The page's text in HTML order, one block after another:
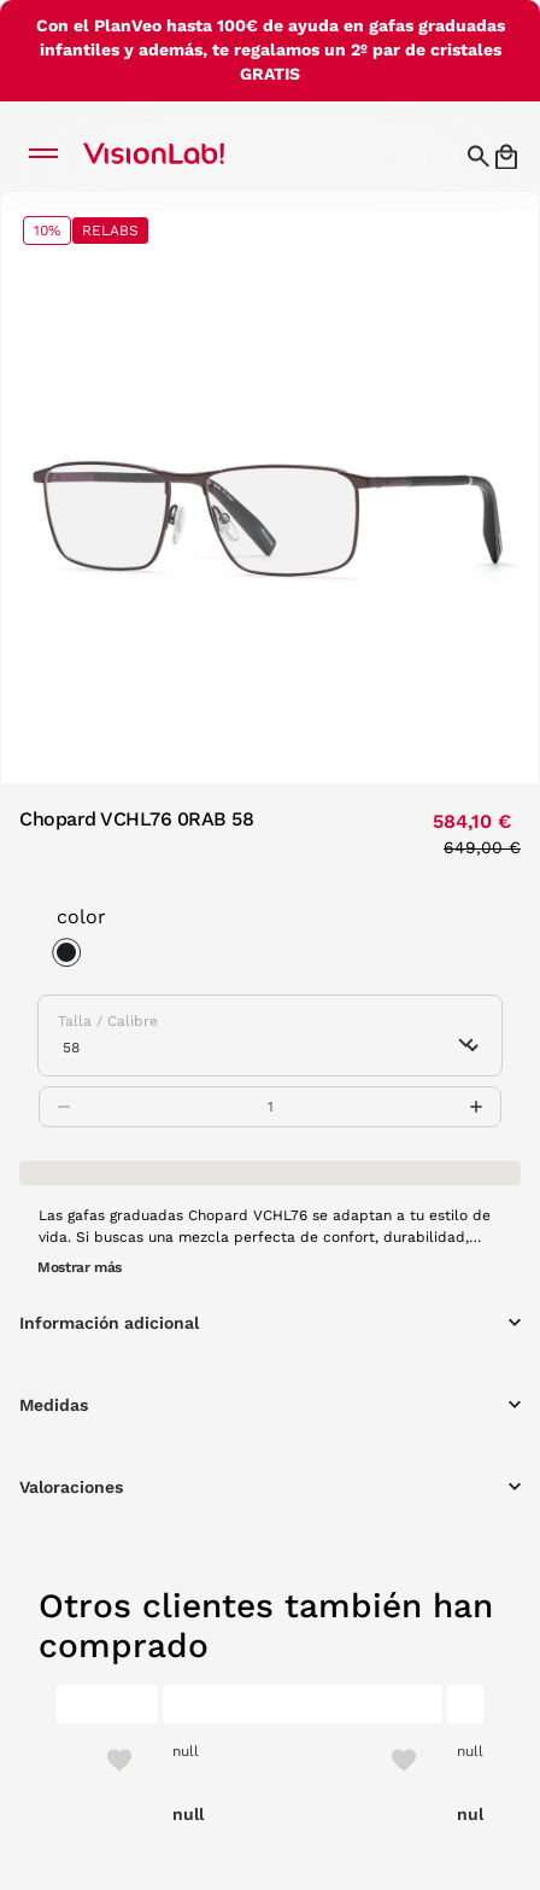
Con el PlanVeo hasta 100€ de ayuda en gafas graduadas
infantiles y además, te regalamos un 2º par de cristales
GRATIS
10% RELABS
Chopard VCHL76 0RAB 58 584,10 €
Price
649,00 €
color
Talla / Calibre
Las gafas graduadas Chopard VCHL76 se adaptan a tu estilo de
vida. Si buscas una mezcla perfecta de confort, durabilidad,
claridad visual, elegancia y funcionalidad, estas gafas son la
Mostrar más
Información adicional
Medidas
Valoraciones
Otros clientes también han
comprado
null
null
null
null